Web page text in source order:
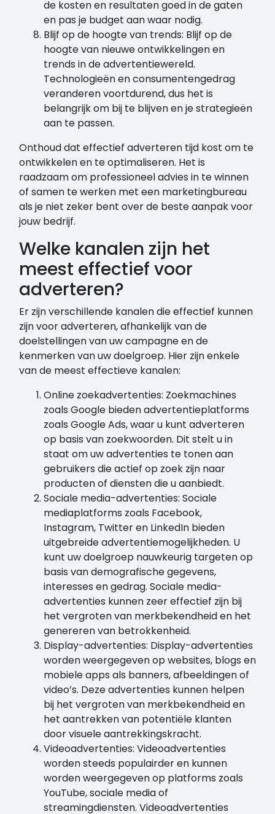
de kosten en resultaten goed in de gaten
en pas je budget aan waar nodig.
Blijf op de hoogte van trends: Blijf op de
hoogte van nieuwe ontwikkelingen en
trends in de advertentiewereld.
Technologieën en consumentengedrag
veranderen voortdurend, dus het is
belangrijk om bij te blijven en je strategieën
aan te passen.
Onthoud dat effectief adverteren tijd kost om te
ontwikkelen en te optimaliseren. Het is
raadzaam om professioneel advies in te winnen
of samen te werken met een marketingbureau
als je niet zeker bent over de beste aanpak voor
jouw bedrijf.
Welke kanalen zijn het
meest effectief voor
adverteren?
Er zijn verschillende kanalen die effectief kunnen
zijn voor adverteren, afhankelijk van de
doelstellingen van uw campagne en de
kenmerken van uw doelgroep. Hier zijn enkele
van de meest effectieve kanalen:
Online zoekadvertenties: Zoekmachines
zoals Google bieden advertentieplatforms
zoals Google Ads, waar u kunt adverteren
op basis van zoekwoorden. Dit stelt u in
staat om uw advertenties te tonen aan
gebruikers die actief op zoek zijn naar
producten of diensten die u aanbiedt.
Sociale media-advertenties: Sociale
mediaplatforms zoals Facebook,
Instagram, Twitter en LinkedIn bieden
uitgebreide advertentiemogelijkheden. U
kunt uw doelgroep nauwkeurig targeten op
basis van demografische gegevens,
interesses en gedrag. Sociale media-
advertenties kunnen zeer effectief zijn bij
het vergroten van merkbekendheid en het
genereren van betrokkenheid.
Display-advertenties: Display-advertenties
worden weergegeven op websites, blogs en
mobiele apps als banners, afbeeldingen of
video’s. Deze advertenties kunnen helpen
bij het vergroten van merkbekendheid en
het aantrekken van potentiële klanten
door visuele aantrekkingskracht.
Videoadvertenties: Videoadvertenties
worden steeds populairder en kunnen
worden weergegeven op platforms zoals
YouTube, sociale media of
streamingdiensten. Videoadvertenties